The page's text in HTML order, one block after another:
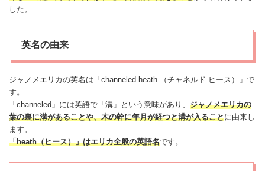
した。
英名の由来
ジャノメ エリカの英名は「channeled heath （チャネルド ヒース）」で
す。
「channeled」には英語で「溝」という意味があり、 ジャノメエリカの
葉の裏に溝があることや、木の幹に年月が経つと溝が入ることに由来し
ます。
「heath（ヒース）」はエリカ全般の英語名です。